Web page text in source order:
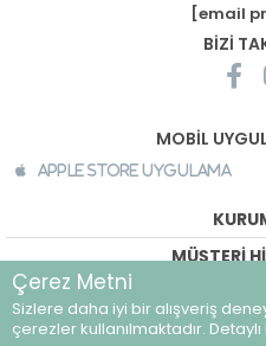
[email
BİZİ
MOBİL
Apple Store Uygulama
MÜŞTERİ
©breeze.com.tr -
Çerez Metni
Sizlere daha iyi bir alışveriş
çerezler kullanılmaktadır.